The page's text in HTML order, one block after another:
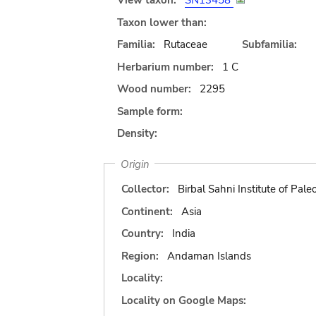
Taxon lower than:
Familia:
Rutaceae
Subfamilia:
Herbarium number:
1 C
Wood number:
2295
Sample form:
Density:
Origin
Collector:
Birbal Sahni Institute of
Continent:
Asia
Country:
India
Region:
Andaman Islands
Locality:
Locality on Google Maps: